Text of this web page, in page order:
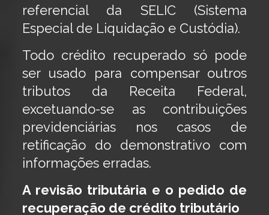
referencial da SELIC (Sistema
Especial de Liquidação e Custódia).
Todo crédito recuperado só pode
ser usado para compensar outros
tributos da Receita Federal,
excetuando-se as contribuições
previdenciárias nos casos de
retificação do demonstrativo com
informações erradas.
A revisão tributária e o pedido de
recuperação de crédito tributário